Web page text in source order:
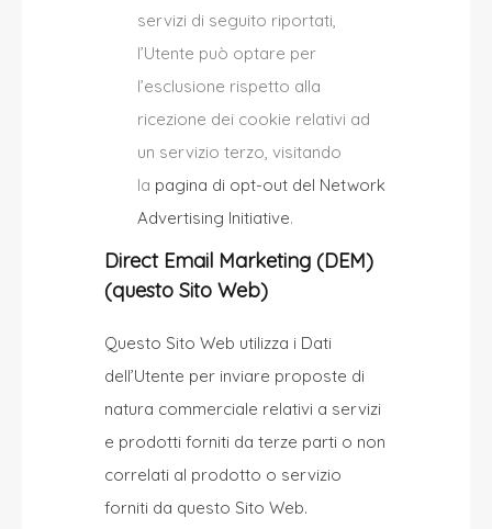
servizi di seguito riportati,
l’Utente può optare per
l’esclusione rispetto alla
ricezione dei cookie relativi ad
un servizio terzo, visitando
la pagina di opt-out del Network
Advertising Initiative.
Direct Email Marketing (DEM)
(questo Sito Web)
Questo Sito Web utilizza i Dati
dell’Utente per inviare proposte di
natura commerciale relativi a servizi
e prodotti forniti da terze parti o non
correlati al prodotto o servizio
forniti da questo Sito Web.